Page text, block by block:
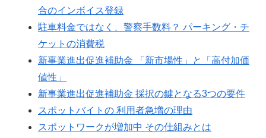
合のインボイス登録
駐車料金ではなく、警察手数料？ パーキング・チ
ケットの消費税
新事業進出促進補助金 「新市場性」と「高付加価
値性」
新事業進出促進補助金 採択の鍵となる3つの要件
スポットバイトの 利用者急増の理由
スポットワークが増加中 その仕組みとは